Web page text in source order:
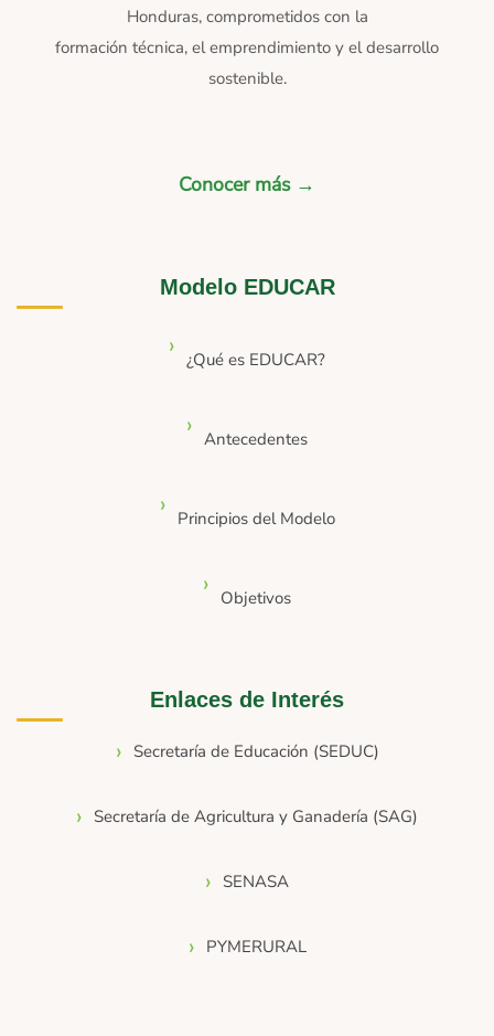
Honduras, comprometidos con la
formación técnica, el emprendimiento y el desarrollo
sostenible.
Conocer más →
Modelo EDUCAR
¿Qué es EDUCAR?
Antecedentes
Principios del Modelo
Objetivos
Enlaces de Interés
Secretaría de Educación (SEDUC)
Secretaría de Agricultura y Ganadería (SAG)
SENASA
PYMERURAL